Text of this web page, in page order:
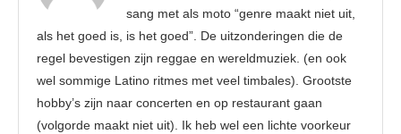
sang met als moto “genre maakt niet uit,
als het goed is, is het goed”. De uitzonderingen die de
regel bevestigen zijn reggae en wereldmuziek. (en ook
wel sommige Latino ritmes met veel timbales). Grootste
hobby’s zijn naar concerten en op restaurant gaan
(volgorde maakt niet uit). Ik heb wel een lichte voorkeur